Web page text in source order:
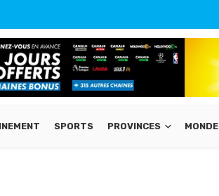
SPORTS PROVINCES MONDE